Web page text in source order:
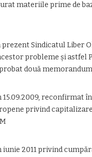
materiile prime de
prezent Sindicatul Liber
probleme și astfel
două
reconfirmat
privind
2011 privind